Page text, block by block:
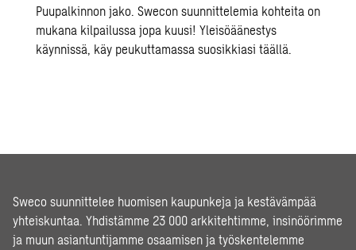
Puupalkinnon jako. Swecon suunnittelemia kohteita on
mukana kilpailussa jopa kuusi! Yleisöäänestys
käynnissä, käy peukuttamassa suosikkiasitäällä.
Sweco suunnittelee huomisen kaupunkeja ja kestävämpää
yhteiskuntaa. Yhdistämme 23 000 arkkitehtimme, insinöörimme
ja muun asiantuntijamme osaamisen ja työskentelemme